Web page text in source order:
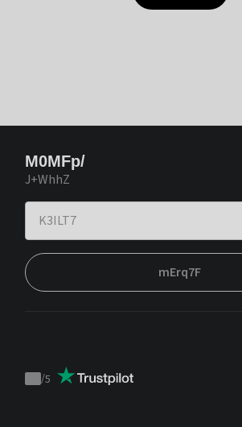
M0MFp/
J+WhhZ
mErq7F
Trustpilot
/5